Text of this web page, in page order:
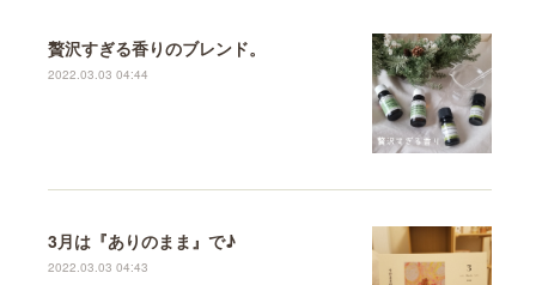
贅沢すぎる香りのブレンド。
2022.03.03 04:44
3月は『ありのまま』で♪
2022.03.03 04:43